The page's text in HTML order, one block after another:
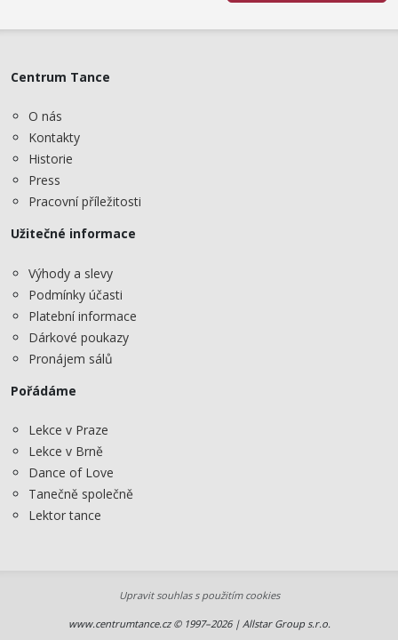
Centrum Tance
O nás
Kontakty
Historie
Press
Pracovní příležitosti
Užitečné informace
Výhody a slevy
Podmínky účasti
Platební informace
Dárkové poukazy
Pronájem sálů
Pořádáme
Lekce v Praze
Lekce v Brně
Dance of Love
Tanečně společně
Lektor tance
Upravit souhlas s použitím cookies
www.centrumtance.cz © 1997–2026 | Allstar Group s.r.o.